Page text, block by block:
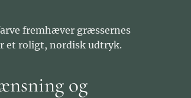
fremhæver græssernes
et roligt, nordisk udtryk.
og